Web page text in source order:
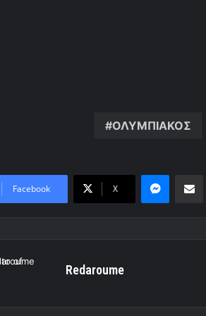
ΟΛΥΜΠΙΑΚΟΣ
Facebook X
Redaroume